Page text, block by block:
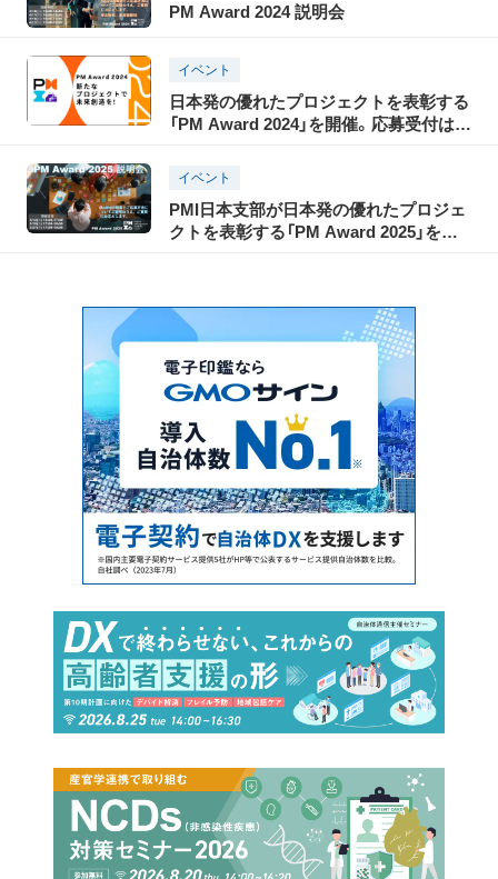
PM Award 2024 説明会
イベント
日本発の優れたプロジェクトを表彰する
「PM Award 2024」を開催。応募受付は6
イベント
PMI日本支部が日本発の優れたプロジェ
クトを表彰する「PM Award 2025」を開